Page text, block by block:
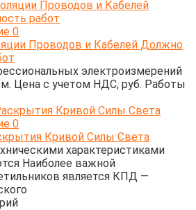
0
Проводов и Кабелей Должно
электроизмерений
Цена с учетом НДС, руб. Работы
0
Кривой Силы Света
характеристиками
Наиболее важной
является КПД —